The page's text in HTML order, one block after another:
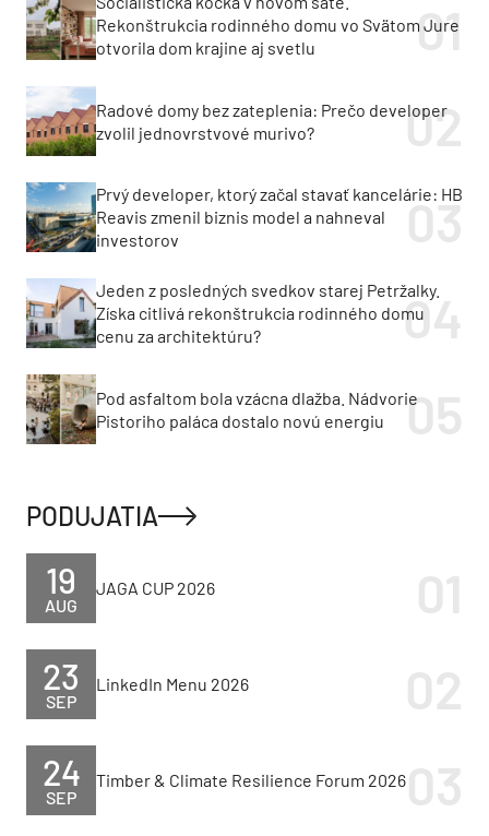
Rekonštrukcia rodinného domu vo Svätom Jure
otvorila dom krajine aj svetlu
Radové domy bez zateplenia: Prečo developer
zvolil jednovrstvové murivo?
Prvý developer, ktorý začal stavať kancelárie: HB
Reavis zmenil biznis model a nahneval
investorov
Jeden z posledných svedkov starej Petržalky.
Získa citlivá rekonštrukcia rodinného domu
cenu za architektúru?
Pod asfaltom bola vzácna dlažba. Nádvorie
Pistoriho paláca dostalo novú energiu
PODUJATIA
AUG
19 JAGA CUP 2026
SEP
23 LinkedIn Menu 2026
SEP
24 Timber & Climate Resilience Forum 2026